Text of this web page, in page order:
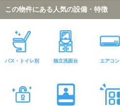
この物件にある人気の設備・特徴
バス・トイレ別 独立洗面台 エアコン